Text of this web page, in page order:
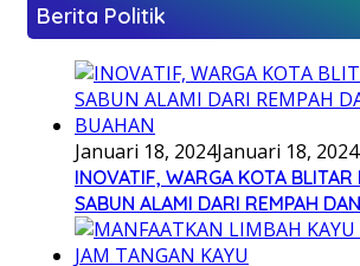
Berita Politik
Januari 18, 2024Januari 18, 2024
INOVATIF, WARGA KOTA BLITAR
SABUN ALAMI DARI REMPAH